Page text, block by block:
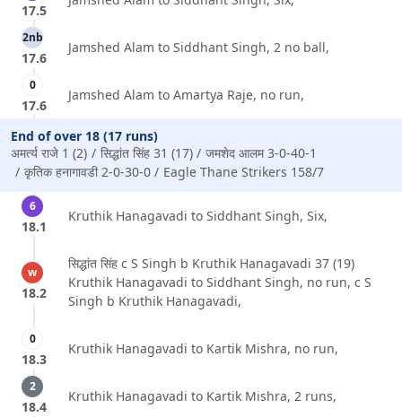
17.5
2nb
17.6
Jamshed Alam to Siddhant Singh, 2 no ball,
0
17.6
Jamshed Alam to Amartya Raje, no run,
End of over 18 (17 runs)
अमर्त्य राजे 1 (2)
सिद्धांत सिंह 31 (17)
जमशेद आलम 3-0-40-1
कृतिक हनागावडी 2-0-30-0
Eagle Thane Strikers 158/7
6
18.1
Kruthik Hanagavadi to Siddhant Singh, Six,
w
18.2
सिद्धांत सिंह c S Singh b Kruthik Hanagavadi 37 (19)
Kruthik Hanagavadi to Siddhant Singh, no run, c S
Singh b Kruthik Hanagavadi,
0
18.3
Kruthik Hanagavadi to Kartik Mishra, no run,
2
18.4
Kruthik Hanagavadi to Kartik Mishra, 2 runs,